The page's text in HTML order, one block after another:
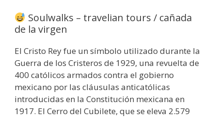
Soulwalks – travelian tours / cañada
de la virgen
El Cristo Rey fue un símbolo utilizado durante la
Guerra de los Cristeros de 1929, una revuelta de
400 católicos armados contra el gobierno
mexicano por las cláusulas anticatólicas
introducidas en la Constitución mexicana en
1917. El Cerro del Cubilete, que se eleva 2.579